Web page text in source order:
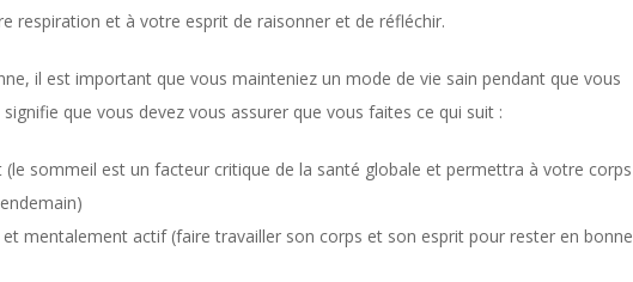
respiration et à votre esprit de raisonner et de réfléchir.
il est important que vous mainteniez un mode de vie sain pendant que vous
que vous devez vous assurer que vous faites ce qui suit :
sommeil est un facteur critique de la santé globale et permettra à votre corps
mentalement actif (faire travailler son corps et son esprit pour rester en bonne